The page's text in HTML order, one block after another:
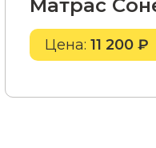
Матрас
Цена: 11 200 ₽